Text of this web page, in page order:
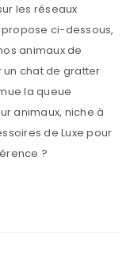
les réseaux
ci-dessous,
animaux de
chat de gratter
la queue
animaux, niche à
de Luxe pour
?